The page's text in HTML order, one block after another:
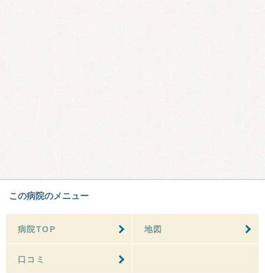
この病院のメニュー
病院TOP 地図
口コミ